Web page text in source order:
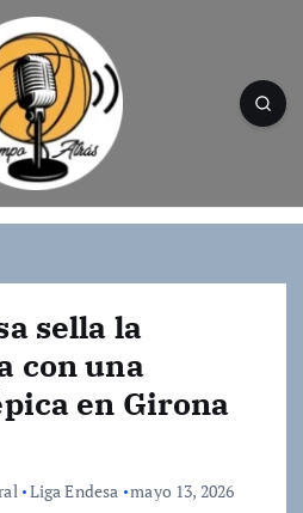
- Tu web de baloncesto donde
la canasta. Crónicas, noticias,
y fotos del mejor baloncesto
sella la
con una
en Girona
Liga Endesa mayo 13, 2026